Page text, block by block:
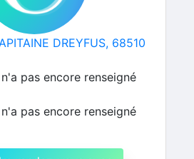
DREYFUS, 68510
pas encore renseigné
pas encore renseigné